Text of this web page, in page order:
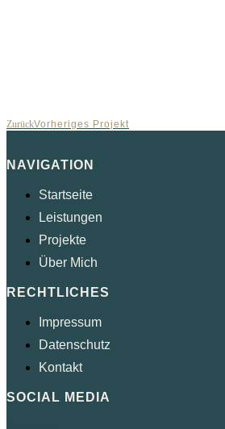
ZurückVorheriges Projekt
NAVIGATION
Startseite
Leistungen
Projekte
Über Mich
RECHTLICHES
Impressum
Datenschutz
Kontakt
SOCIAL MEDIA